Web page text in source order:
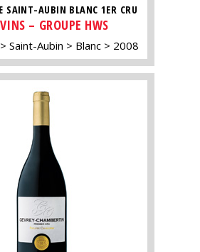
SAINT-AUBIN BLANC 1ER CRU
– GROUPE HWS
Saint-Aubin Blanc 2008